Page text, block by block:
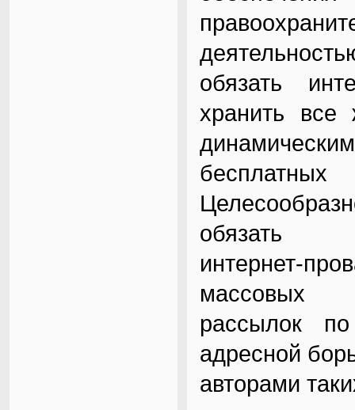
обязать
хранить все
обязать
интернет-
массовых
рассылок
адресной
авторами